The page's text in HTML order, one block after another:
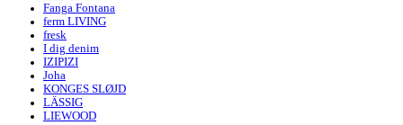
Fanga Fontana
ferm LIVING
fresk
I dig denim
IZIPIZI
Joha
KONGES SLØJD
LÄSSIG
LIEWOOD